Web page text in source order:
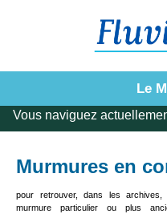
Le
Vous naviguez
Murmures en
pour retrouver, dans les archives,
murmure particulier ou plus